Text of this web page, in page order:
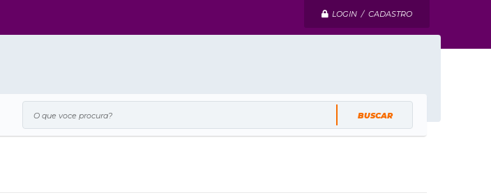
LOGIN / CADASTRO
O que voce procura?